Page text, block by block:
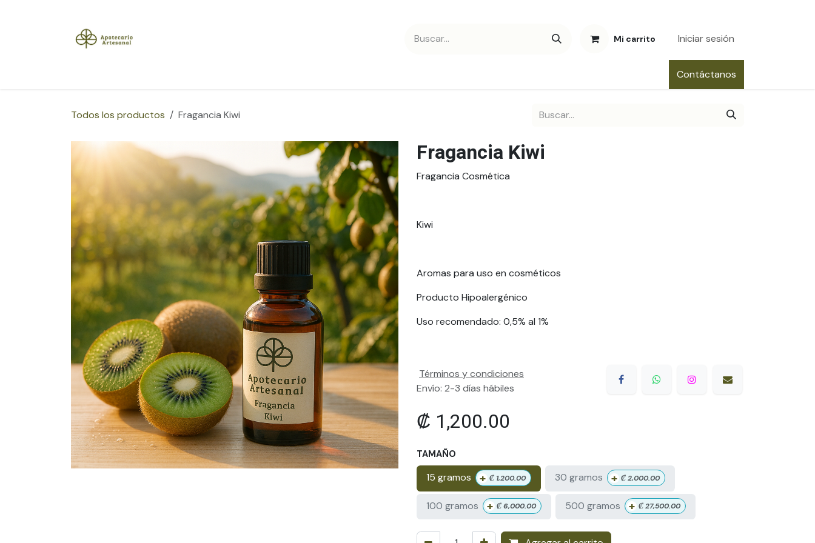
Mi carrito Iniciar sesión
Contáctanos
Todos los productos Fragancia Kiwi
Fragancia Kiwi
Fragancia Cosmética
Kiwi
Aromas para uso en cosméticos
Producto Hipoalergénico
Uso recomendado: 0,5% al 1%
₡ 1,200.00
TAMAÑO
15 gramos + ₡ 1,200.00 30 gramos + ₡2,000.00
100 gramos + ₡6,000.00 500 gramos + ₡27,500.00
Términos y condiciones
Envío: 2-3 días hábiles